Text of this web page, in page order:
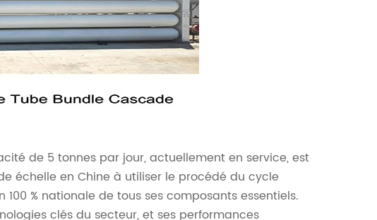
de 5 tonnes par jour, actuellement en service, est
échelle en Chine à utiliser le procédé du cycle
% nationale de tous ses composants essentiels.
clés du secteur, et ses performances